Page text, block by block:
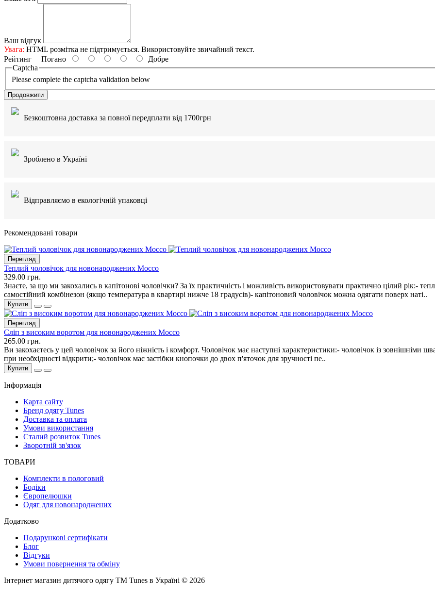
Ваш відгук
Увага: HTML розмітка не підтримується. Використовуйте звичайний текст.
Рейтинг Погано
Добре
Captcha
Please complete the captcha validation below
Продовжити
Безкоштовна доставка за повної передплати від 1700грн
Зроблено в Україні
Відправляємо в екологічній упаковці
Рекомендовані товари
Перегляд
Теплий чоловічок для новонароджених Mocco
329.00 грн.
Знаєте, за що ми закохались в капітонові чоловічки? За їх практичність і можливість використовувати практично цілий рік:-
самостійний комбінезон (якщо температура в квартирі нижче 18 градусів)- капітоновий чоловічок можна одягати поверх наті..
Купити
Перегляд
Сліп з високим воротом для новонароджених Mocco
265.00 грн.
Ви закохаєтесь у цей чоловічок за його ніжність і комфорт. Чоловічок має наступні характеристики:- чоловічок із зовнішніми
при необхідності відкрити;- чоловічок має застібки кнопочки до двох п'яточок для зручності пе..
Купити
Інформація
Карта сайту
Бренд одягу Tunes
Доставка та оплата
Умови використання
Сталий розвиток Tunes
Зворотній зв'язок
ТОВАРИ
Комплекти в пологовий
Бодіки
Європелюшки
Одяг для новонароджених
Додатково
Подарункові сертифікати
Блог
Відгуки
Умови повернення та обміну
Інтернет магазин дитячого одягу ТМ Tunes в Україні © 2026